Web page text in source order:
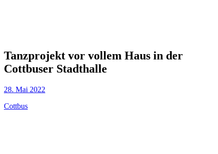
Tanzprojekt vor vollem Haus in der
Cottbuser Stadthalle
28. Mai 2022
Cottbus